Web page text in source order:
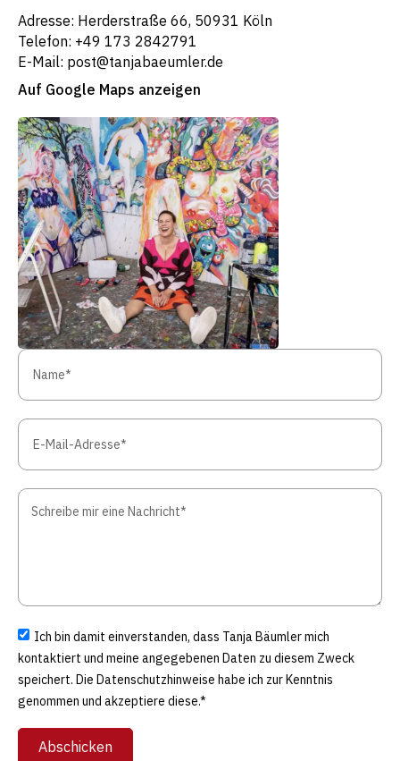
Adresse: Herderstraße 66, 50931 Köln
Telefon: +49 173 2842791
E-Mail: post@tanjabaeumler.de
Auf Google Maps anzeigen
Ich bin damit einverstanden, dass Tanja Bäumler mich
kontaktiert und meine angegebenen Daten zu diesem Zweck
speichert. Die Datenschutzhinweise habe ich zur Kenntnis
genommen und akzeptiere diese.*
Abschicken